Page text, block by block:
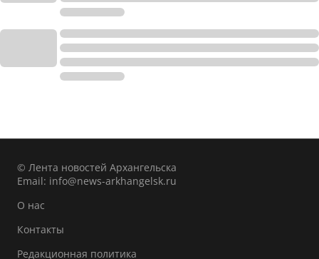
© Лента новостей Архангельска
Email: info@news-arkhangelsk.ru
О нас
Контакты
Редакционная политика